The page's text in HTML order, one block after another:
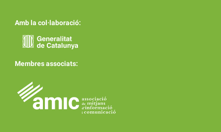
Amb la col·laboració:
Membres associats: